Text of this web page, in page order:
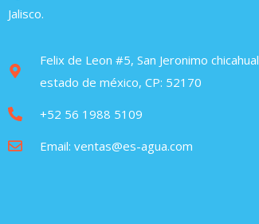
Jalisco.
Felix de Leon #5, San Jeronimo
estado de méxico, CP: 52170
+52 56 1988 5109
Email: ventas@es-agua.com